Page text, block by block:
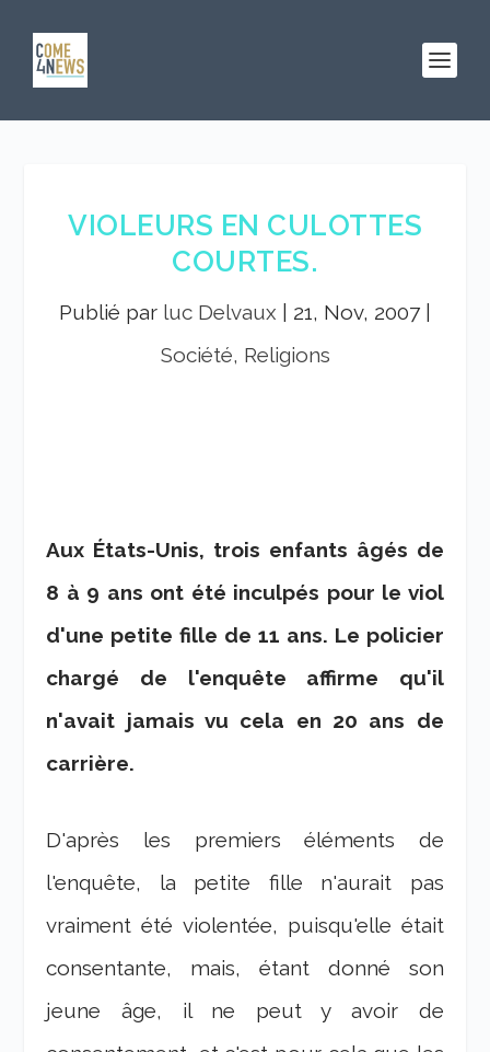
VIOLEURS EN CULOTTES
COURTES.
Publié par luc Delvaux 21, Nov, 2007
Société, Religions
Aux États-Unis, trois enfants âgés de
8 à 9 ans ont été inculpés pour le viol
d'une petite fille de 11 ans. Le policier
chargé de l'enquête affirme qu'il
n'avait jamais vu cela en 20 ans de
carrière.
D'après les premiers éléments de
l'enquête, la petite fille n'aurait pas
vraiment été violentée, puisqu'elle était
consentante, mais, étant donné son
jeune âge, il ne peut y avoir de